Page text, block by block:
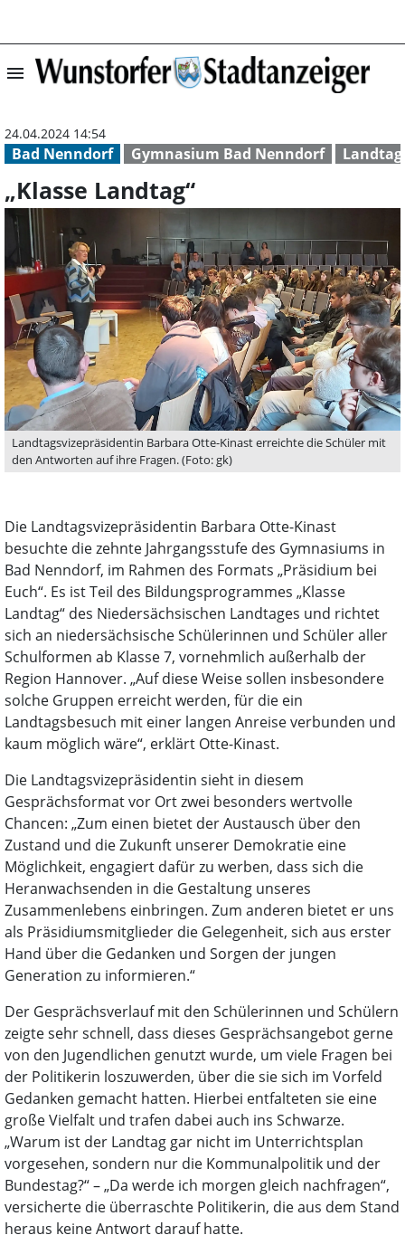
menu „Klasse
Bad Nenndorf Gymnasium Bad Nenndorf Landtag
24.04.2024 14:54
„Klasse Landtag“
Landtagsvizepräsidentin Barbara Otte-Kinast erreichte die Schüler mit
den Antworten auf ihre Fragen. (Foto: gk)
Die Landtagsvizepräsidentin Barbara Otte-Kinast
besuchte die zehnte Jahrgangsstufe des Gymnasiums in
Bad Nenndorf, im Rahmen des Formats „Präsidium bei
Euch“. Es ist Teil des Bildungsprogrammes „Klasse
Landtag“ des Niedersächsischen Landtages und richtet
sich an niedersächsische Schülerinnen und Schüler aller
Schulformen ab Klasse 7, vornehmlich außerhalb der
Region Hannover. „Auf diese Weise sollen insbesondere
solche Gruppen erreicht werden, für die ein
Landtagsbesuch mit einer langen Anreise verbunden und
kaum möglich wäre“, erklärt Otte-Kinast.
Die Landtagsvizepräsidentin sieht in diesem
Gesprächsformat vor Ort zwei besonders wertvolle
Chancen: „Zum einen bietet der Austausch über den
Zustand und die Zukunft unserer Demokratie eine
Möglichkeit, engagiert dafür zu werben, dass sich die
Heranwachsenden in die Gestaltung unseres
Zusammenlebens einbringen. Zum anderen bietet er uns
als Präsidiumsmitglieder die Gelegenheit, sich aus erster
Hand über die Gedanken und Sorgen der jungen
Generation zu informieren.“
Der Gesprächsverlauf mit den Schülerinnen und Schülern
zeigte sehr schnell, dass dieses Gesprächsangebot gerne
von den Jugendlichen genutzt wurde, um viele Fragen bei
der Politikerin loszuwerden, über die sie sich im Vorfeld
Gedanken gemacht hatten. Hierbei entfalteten sie eine
große Vielfalt und trafen dabei auch ins Schwarze.
„Warum ist der Landtag gar nicht im Unterrichtsplan
vorgesehen, sondern nur die Kommunalpolitik und der
Bundestag?“ – „Da werde ich morgen gleich nachfragen“,
versicherte die überraschte Politikerin, die aus dem Stand
heraus keine Antwort darauf hatte.